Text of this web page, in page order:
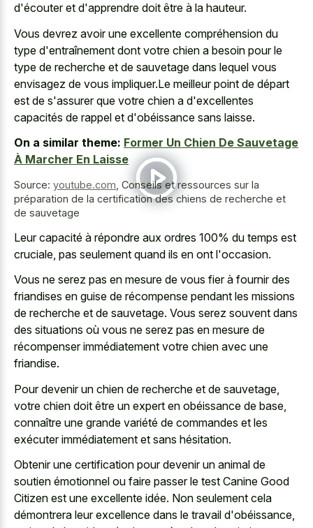
d'écouter et d'apprendre doit être à la hauteur.
Vous devrez avoir une excellente compréhension du
type d'entraînement dont votre chien a besoin pour le
type de recherche et de sauvetage dans lequel vous
envisagez de vous impliquer.Le meilleur point de départ
est de s'assurer que votre chien a d'excellentes
capacités de rappel et d'obéissance sans laisse.
On a similar theme: Former Un Chien De Sauvetage
À Marcher En Laisse
Source: youtube.com, Conseils et ressources sur la
préparation de la certification des chiens de recherche et
de sauvetage
Leur capacité à répondre aux ordres 100% du temps est
cruciale, pas seulement quand ils en ont l'occasion.
Vous ne serez pas en mesure de vous fier à fournir des
friandises en guise de récompense pendant les missions
de recherche et de sauvetage. Vous serez souvent dans
des situations où vous ne serez pas en mesure de
récompenser immédiatement votre chien avec une
friandise.
Pour devenir un chien de recherche et de sauvetage,
votre chien doit être un expert en obéissance de base,
connaître une grande variété de commandes et les
exécuter immédiatement et sans hésitation.
Obtenir une certification pour devenir un animal de
soutien émotionnel ou faire passer le test Canine Good
Citizen est une excellente idée. Non seulement cela
démontrera leur excellence dans le travail d'obéissance,